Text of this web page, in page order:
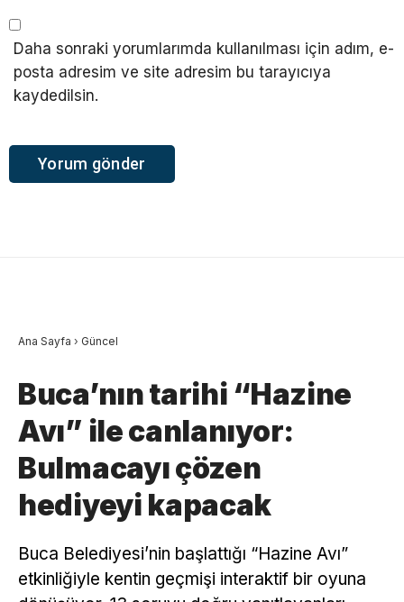
Daha sonraki yorumlarımda kullanılması için adım, e-
posta adresim ve site adresim bu tarayıcıya
kaydedilsin.
Ana Sayfa › Güncel
Buca’nın tarihi “Hazine
Avı” ile canlanıyor:
Bulmacayı çözen
hediyeyi kapacak
Buca Belediyesi’nin başlattığı “Hazine Avı”
etkinliğiyle kentin geçmişi interaktif bir oyuna